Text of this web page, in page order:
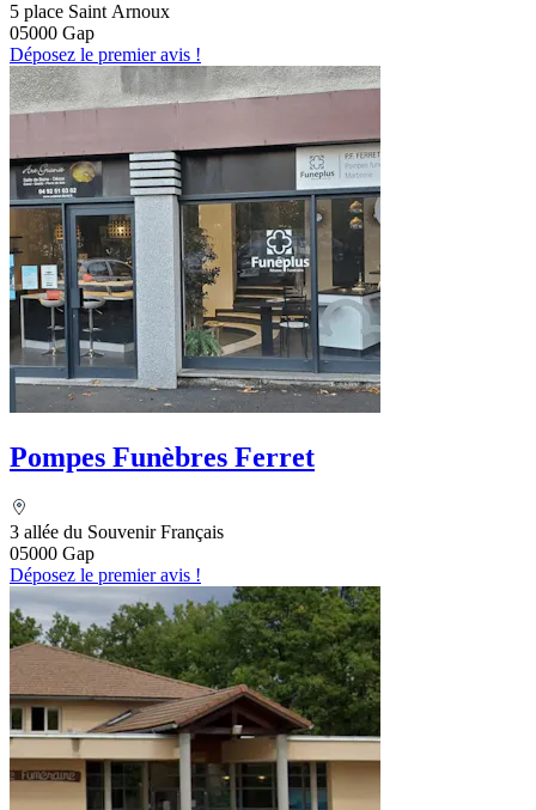
5 place Saint Arnoux
05000 Gap
Déposez le premier avis !
Pompes Funèbres Ferret
3 allée du Souvenir Français
05000 Gap
Déposez le premier avis !